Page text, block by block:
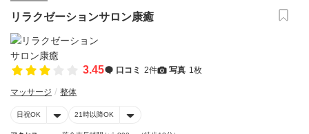
リラクゼーションサロン康癒
3.45 口コミ 2件 写真 1枚
マッサージ 整体
日祝OK 21時以降OK